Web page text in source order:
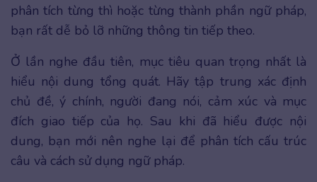
phân tích từng thì hoặc từng thành phần ngữ pháp,
bạn rất dễ bỏ lỡ những thông tin tiếp theo.
Ở lần nghe đầu tiên, mục tiêu quan trọng nhất là
hiểu nội dung tổng quát. Hãy tập trung xác định
chủ đề, ý chính, người đang nói, cảm xúc và mục
đích giao tiếp của họ. Sau khi đã hiểu được nội
dung, bạn mới nên nghe lại để phân tích cấu trúc
câu và cách sử dụng ngữ pháp.